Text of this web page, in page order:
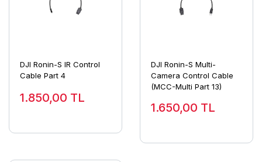
DJI Ronin-S IR Control
Cable Part 4
1.850,00 TL
DJI Ronin-S Multi-
Camera Control Cable
(MCC-Multi Part 13)
1.650,00 TL